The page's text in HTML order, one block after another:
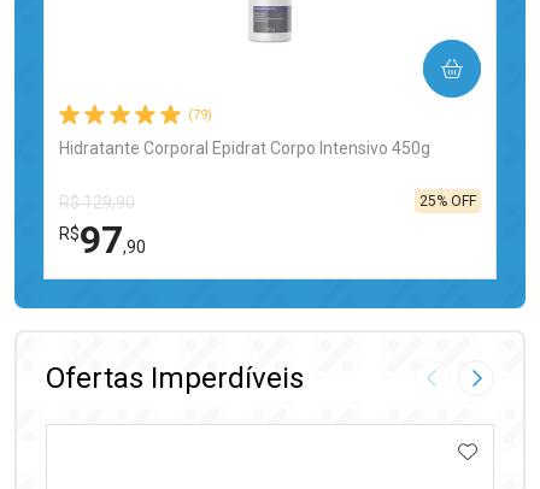
(79)
Hidratante Corporal Epidrat Corpo Intensivo 450g
R$ 129,90
R$97,90
25% OFF
COMPRAR
FECHAR
FECHAR
Ofertas Imperdíveis Imagem